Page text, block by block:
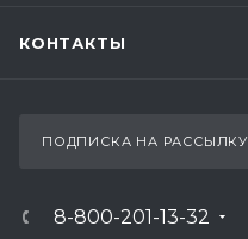
КОНТАКТЫ
ПОДПИСКА НА РАССЫЛКУ
8-800-201-13-32